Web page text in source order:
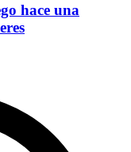
hace una